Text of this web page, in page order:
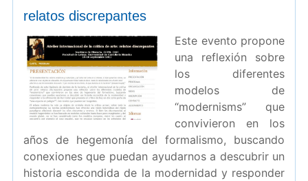
relatos discrepantes
Este evento propone
una reflexión sobre
los diferentes
modelos de
“modernisms” que
convivieron en los
años de hegemonía del formalismo, buscando
conexiones que puedan ayudarnos a descubrir un
historia escondida de la modernidad y responder